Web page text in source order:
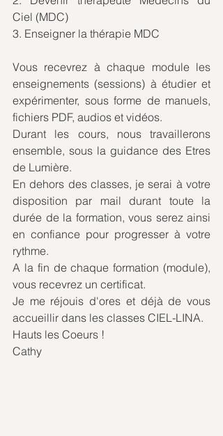
Ciel (MDC)
3. Enseigner la thérapie MDC
Vous recevrez à chaque module les
enseignements (sessions) à étudier et
expérimenter, sous forme de manuels,
fichiers PDF, audios et vidéos.
Durant les cours, nous travaillerons
ensemble, sous la guidance des Etres
de Lumière.
En dehors des classes, je serai à votre
disposition par mail durant toute la
durée de la formation, vous serez ainsi
en confiance pour progresser à votre
rythme.
A la fin de chaque formation (module),
vous recevrez un certificat.
Je me réjouis d'ores et déjà de vous
accueillir dans les classes CIEL-LINA.
Hauts les Coeurs !
Cathy